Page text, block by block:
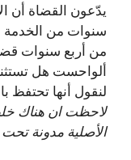
يدّعون القضاة أن
سنوات من الخدمة
من أربع سنوات
ألواحست هل
لنقول أنها تحتفظ
لاحظت ان هناك
الأصلية مدونة